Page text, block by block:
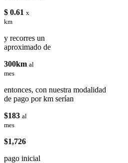
$ 0.61 x
km
y recorres un
aproximado de
300km al
mes
entonces, con nuestra modalidad
de pago por km serían
$183 al
mes
$1,726
pago inicial